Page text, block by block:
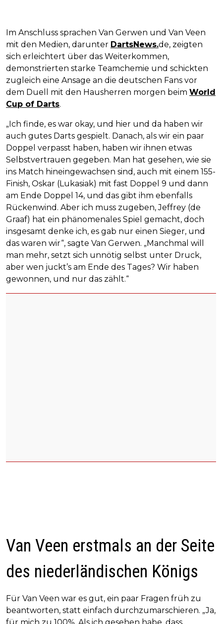
Im Anschluss sprachen Van Gerwen und Van Veen
mit den Medien, darunter DartsNews.de, zeigten
sich erleichtert über das Weiterkommen,
demonstrierten starke Teamchemie und schickten
zugleich eine Ansage an die deutschen Fans vor
dem Duell mit den Hausherren morgen beim World
Cup of Darts.
„Ich finde, es war okay, und hier und da haben wir
auch gutes Darts gespielt. Danach, als wir ein paar
Doppel verpasst haben, haben wir ihnen etwas
Selbstvertrauen gegeben. Man hat gesehen, wie sie
ins Match hineingewachsen sind, auch mit einem 155-
Finish, Oskar (Lukasiak) mit fast Doppel 9 und dann
am Ende Doppel 14, und das gibt ihm ebenfalls
Rückenwind. Aber ich muss zugeben, Jeffrey (de
Graaf) hat ein phänomenales Spiel gemacht, doch
insgesamt denke ich, es gab nur einen Sieger, und
das waren wir“, sagte Van Gerwen. „Manchmal will
man mehr, setzt sich unnötig selbst unter Druck,
aber wen juckt’s am Ende des Tages? Wir haben
gewonnen, und nur das zählt.“
Van Veen erstmals an der Seite
des niederländischen Königs
Für Van Veen war es gut, ein paar Fragen früh zu
beantworten, statt einfach durchzumarschieren. „Ja,